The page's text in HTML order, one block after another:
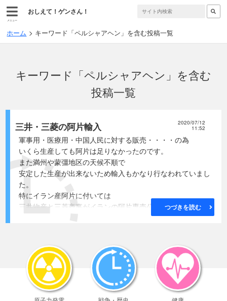
メニュー
おしえて！ゲンさん！
ホーム キーワード「ペルシャアヘン」を含む投稿一覧
キーワード「ペルシャアヘン」を含む
投稿一覧
三井・三菱の阿片輸入 2020/07/12
11:52
軍事用・医療用・中国人民に対する販売・・・・の為
いくら生産しても阿片は足りなかったのです。
また満州や蒙彊地区の天候不順で
安定した生産が出来ないため輸入もかなり行なわれていまし
た。
特にイラン産阿片に付いては
三井物産と三菱商事がイランの阿片専売公社から
●中山詳一郎イラン公使から広田弘毅外務大臣に宛てた
極秘電報 1938年1月25日 (原文カナ)
本邦向け阿片の輸入に関する当地 三井、三菱出張員間の協
は
本年3月6日までの事態を協定したるものにて・・・・
つづきを読む